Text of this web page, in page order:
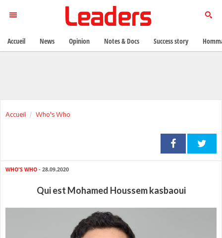
Accueil Who's Who
WHO'S WHO - 28.09.2020
Qui est Mohamed Houssem kasbaoui
Accueil News Opinion Notes & Docs Success story